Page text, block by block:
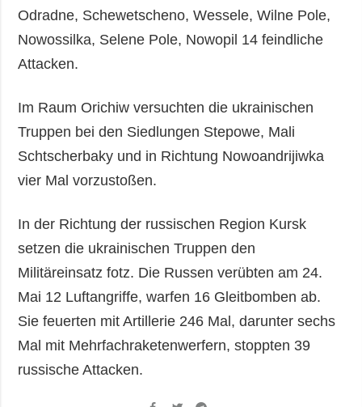
Odradne, Schewetscheno, Wessele, Wilne Pole,
Nowossilka, Selene Pole, Nowopil 14 feindliche
Attacken.
Im Raum Orichiw versuchten die ukrainischen
Truppen bei den Siedlungen Stepowe, Mali
Schtscherbaky und in Richtung Nowoandrijiwka
vier Mal vorzustoßen.
In der Richtung der russischen Region Kursk
setzen die ukrainischen Truppen den
Militäreinsatz fotz. Die Russen verübten am 24.
Mai 12 Luftangriffe, warfen 16 Gleitbomben ab.
Sie feuerten mit Artillerie 246 Mal, darunter sechs
Mal mit Mehrfachraketenwerfern, stoppten 39
russische Attacken.